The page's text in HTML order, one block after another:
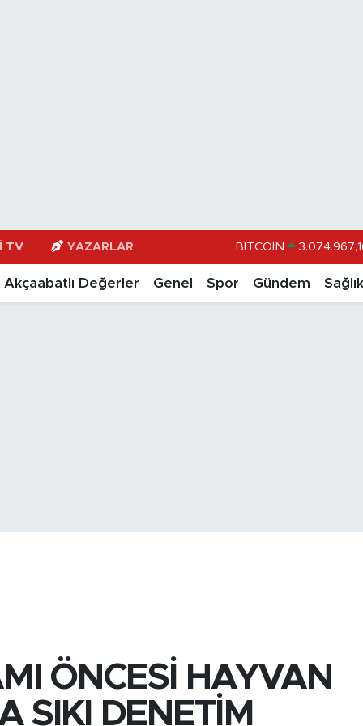
TV YAZARLAR
BITCOIN
EURO
Akçaabatlı Değerler Genel Spor Gündem Sağlık
ÖNCESİ HAYVAN
SIKI DENETİM